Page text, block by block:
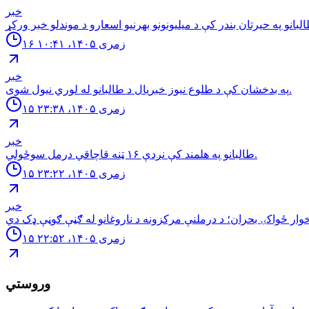
خبر
۱۶ زمری ۱۴۰۵، ۱۰:۴۱
خبر
په بدخشان كې د طلوع نيوز خبريال د طالبانو له لوري نيول شوى.
۱۵ زمری ۱۴۰۵، ۲۳:۳۸
خبر
طالبانو په هلمند كې نږدې ۱۶ ټنه قاچاقي درمل سوځولي.
۱۵ زمری ۱۴۰۵، ۲۳:۲۲
خبر
۱۵ زمری ۱۴۰۵، ۲۲:۵۲
وروستي